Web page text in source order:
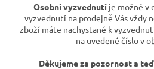
Osobní vyzvednutíje možné v
vyzvednutí na prodejně Vás vždy
zboží máte nachystané k
na uvedené číslo v
Děkujeme za pozornost a